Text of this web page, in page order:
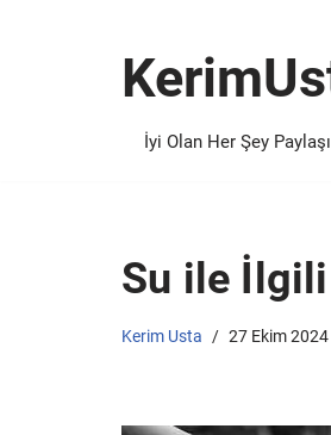
İyi Olan Her Şey
Su ile
Kerim Usta 27 Ekim 2024